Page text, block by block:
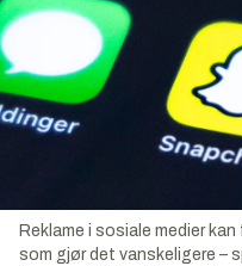
Reklame i sosiale medier
som gjør det vanskeligere –